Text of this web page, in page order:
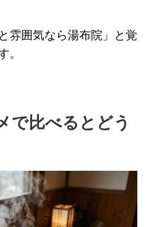
雰囲気なら湯布院」と覚
。
で比べるとどう